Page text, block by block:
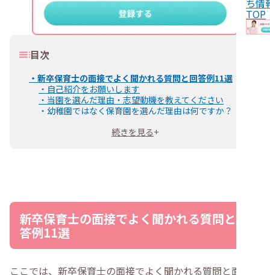
ち情
TOP
目次
・ 新卒保育士の面接でよく聞かれる質問と回答例11選
・ 自己紹介をお願いします
・ 当園を選んだ理由・志望動機を教えてください
・ 幼稚園ではなく保育園を選んだ理由は何ですか？
自己PRをお願いします
・【新卒保育士の面接】質問の回答でみられているポイン
ト
・ 面接で新卒保育士が質問に受け答えするときのコツ
・結論から伝える
続きを見る+
新卒保育士の面接でよく聞かれる質問と回
答例11選
ここでは、新卒保育士の面接でよく聞かれる質問と面接官